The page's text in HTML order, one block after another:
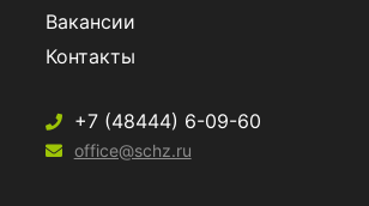
Вакансии
Контакты
+7 (48444) 6-09-60
office@schz.ru